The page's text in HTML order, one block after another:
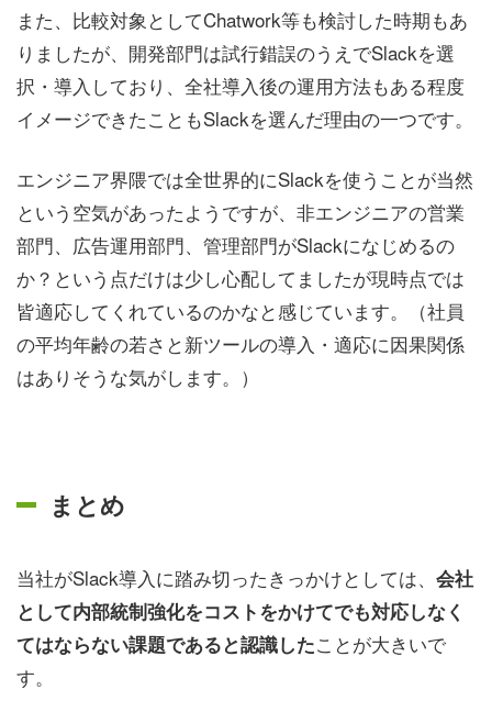
また、比較対象としてChatwork等も検討した時期もあ
りましたが、開発部門は試行錯誤のうえでSlackを選
択・導入しており、全社導入後の運用方法もある程度
イメージできたこともSlackを選んだ理由の一つです。
エンジニア界隈では全世界的にSlackを使うことが当然
という空気があったようですが、非エンジニアの営業
部門、広告運用部門、管理部門がSlackになじめるの
か？という点だけは少し心配してましたが現時点では
皆適応してくれているのかなと感じています。（社員
の平均年齢の若さと新ツールの導入・適応に因果関係
はありそうな気がします。）
まとめ
当社がSlack導入に踏み切ったきっかけとしては、 会社
として内部統制強化をコストをかけてでも対応しなく
てはならない課題であると認識したことが大きいで
す。